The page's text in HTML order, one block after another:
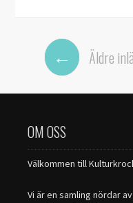
← Äldre
OM OSS
Välkommen till
Vi är en samling nördar